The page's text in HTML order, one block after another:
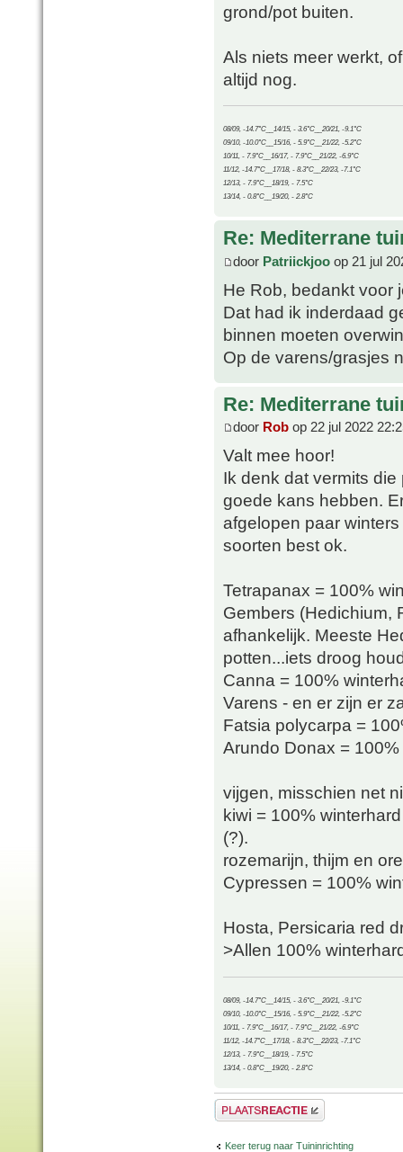
grond/pot buiten.
Als niets meer werkt,
altijd nog.
08/09, -14.7°C__14/15, - 3.6°C__20/21, -9.1°C
09/10, -10.0°C__15/16, - 5.9°C__21/22, -5.2°C
10/11, - 7.9°C__16/17, - 7.9°C__21/22, -6.9°C
11/12, -14.7°C__17/18, - 8.3°C__22/23, -7.1°C
12/13, - 7.9°C__18/19, - 7.5°C
13/14, - 0.8°C__19/20, - 2.8°C
Re: Mediterrane
door Patriickjoo op 21 jul
He Rob, bedankt voor
Dat had ik inderdaad
binnen moeten
Op de varens/grasjes
Re: Mediterrane
door Rob op 22 jul 2022
Valt mee hoor!
Ik denk dat vermits
goede kans hebben.
afgelopen paar
soorten best ok.
Tetrapanax = 100%
Gembers (Hedichium,
afhankelijk. Meeste
potten...iets droog
Canna = 100%
Varens - en er zijn er
Fatsia polycarpa =
Arundo Donax =
vijgen, misschien net
kiwi = 100%
(?).
rozemarijn, thijm en
Cypressen = 100%
Hosta, Persicaria red
>Allen 100%
08/09, -14.7°C__14/15, - 3.6°C__20/21, -9.1°C
09/10, -10.0°C__15/16, - 5.9°C__21/22, -5.2°C
10/11, - 7.9°C__16/17, - 7.9°C__21/22, -6.9°C
11/12, -14.7°C__17/18, - 8.3°C__22/23, -7.1°C
12/13, - 7.9°C__18/19, - 7.5°C
13/14, - 0.8°C__19/20, - 2.8°C
Plaats een reactie
Keer terug naar Tuininrichting